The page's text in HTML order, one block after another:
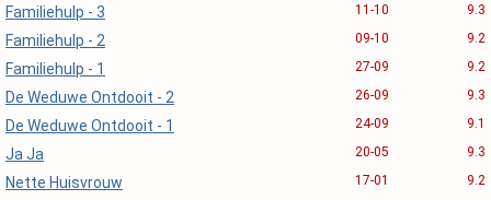
Familiehulp - 3 11-10 9.3
Familiehulp - 2 09-10 9.2
Familiehulp - 1 27-09 9.2
De Weduwe Ontdooit - 2 26-09 9.3
De Weduwe Ontdooit - 1 24-09 9.1
Ja Ja 20-05 9.3
Nette Huisvrouw 17-01 9.2